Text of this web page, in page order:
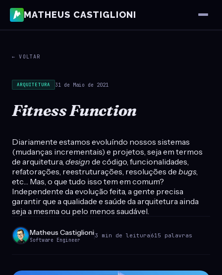
MATHEUS CASTIGLIONI
← VOLTAR
ARQUITETURA 31 de Maio de 2021
Fitness Function
Diariamente estamos evoluíndo nossos sistemas
(mudanças incrementais) e projetos, seja em termos
de arquitetura, design de código, funcionalidades,
refatorações, reestruturações, resoluções de bugs,
etc… Mas, o que tudo isso tem em comum?
Independente da evolução feita, a gente precisa
garantir que a qualidade e saúde da arquitetura ainda
seja a mesma ou pelo menos saudável.
Matheus Castiglioni
Software Engineer
3 min de leitura 615 palavras